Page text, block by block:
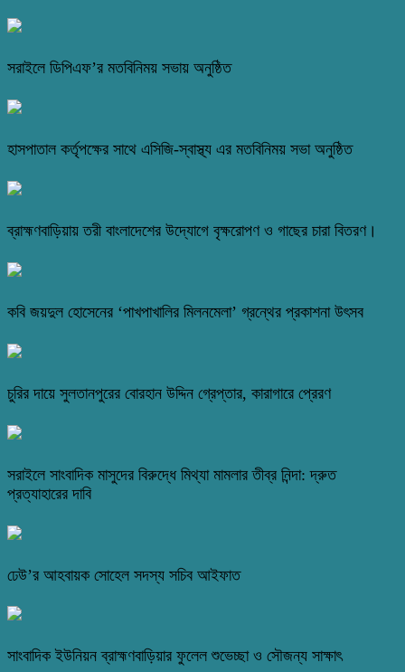
সরাইলে ডিপিএফ’র মতবিনিময় সভায় অনুষ্ঠিত
হাসপাতাল কর্তৃপক্ষের সাথে এসিজি-স্বাস্থ্য এর মতবিনিময় সভা অনুষ্ঠিত
ব্রাহ্মণবাড়িয়ায় তরী বাংলাদেশের উদ্যোগে বৃক্ষরোপণ ও গাছের চারা বিতরণ।
কবি জয়দুল হোসেনের ‘পাখপাখালির মিলনমেলা’ গ্রন্থের প্রকাশনা উৎসব
চুরির দায়ে সুলতানপুরের বোরহান উদ্দিন গ্রেপ্তার, কারাগারে প্রেরণ
সরাইলে সাংবাদিক মাসুদের বিরুদ্ধে মিথ্যা মামলার তীব্র নিন্দা: দ্রুত
প্রত্যাহারের দাবি
ঢেউ’র আহবায়ক সোহেল সদস্য সচিব আইফাত
সাংবাদিক ইউনিয়ন ব্রাহ্মণবাড়িয়ার ফুলেল শুভেচ্ছা ও সৌজন্য সাক্ষাৎ